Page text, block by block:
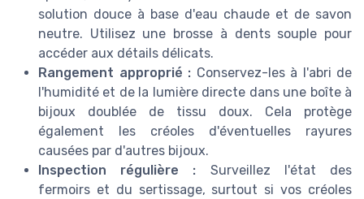
solution douce à base d'eau chaude et de savon
neutre. Utilisez une brosse à dents souple pour
accéder aux détails délicats.
Rangement approprié : Conservez-les à l'abri de
l'humidité et de la lumière directe dans une boîte à
bijoux doublée de tissu doux. Cela protège
également les créoles d'éventuelles rayures
causées par d'autres bijoux.
Inspection régulière : Surveillez l'état des
fermoirs et du sertissage, surtout si vos créoles